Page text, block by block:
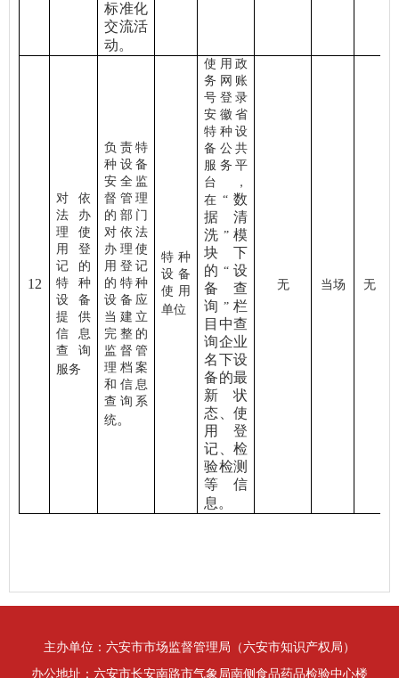
标准化
交流活
动。
12
对依
法办
理使
用登
记的
特种
设备
提供
信息
查询
服务
负责特
种设备
安全监
督管理
的部门
对依法
办理使
用登记
的特种
设备应
当建立
完整的
监督管
理档案
和信息
查询系
统。
特种
设备
使用
单位
使用政
务网账
号登录
安徽省
特种设
备公共
服务平
台，
在 “数
据清
洗 ”模
块下
的 “设
备查
询 ”栏
目中查
询企业
名下设
备的最
新状
态、使
用登
记、检
验检测
等信
息。
无 当场 无
主办单位：六安市市场监督管理局（六安市知识产权局）
办公地址：六安市长安南路市气象局南侧食品药品检验中心楼